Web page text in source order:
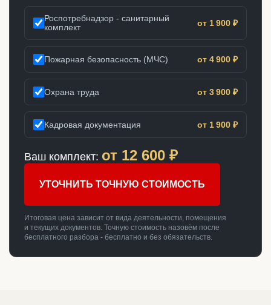
Роспотребнадзор - санитарный
комплект
от 1 900 ₽
Пожарная безопасность (МЧС) от 4 900 ₽
Охрана труда от 3 900 ₽
Кадровая документация от 1 900 ₽
Ваш комплект: от 12 600 ₽
УТОЧНИТЬ ТОЧНУЮ СТОИМОСТЬ
Итоговая цена зависит от вида деятельности, помещения
и текущих документов. Точную стоимость назовём после
бесплатного разбора - бесплатно и без обязательств.